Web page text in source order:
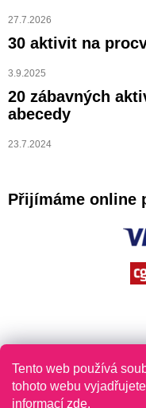
Tento web používá
tohoto webu
informací zde.
27.7.2026
30 aktivit na
3.9.2025
20 zábavných
abecedy
23.7.2024
Přijímáme online